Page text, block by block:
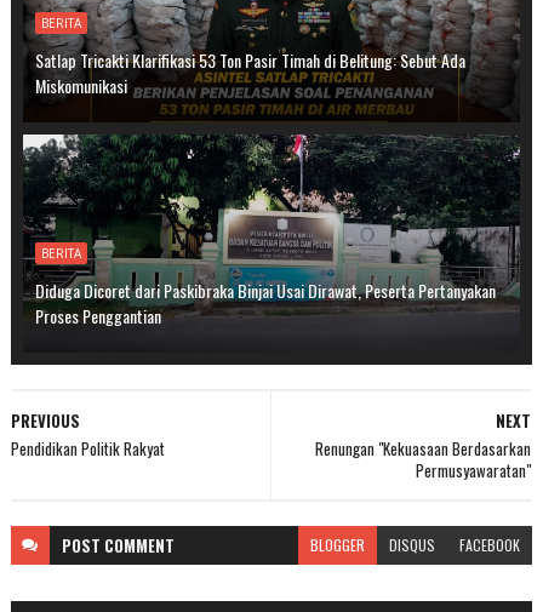
BERITA
Satlap Tricakti Klarifikasi 53 Ton Pasir Timah di Belitung: Sebut Ada
Miskomunikasi
BERITA
Diduga Dicoret dari Paskibraka Binjai Usai Dirawat, Peserta Pertanyakan
Proses Penggantian
NEXT
Renungan "Kekuasaan Berdasarkan
Permusyawaratan"
PREVIOUS
Pendidikan Politik Rakyat
POST COMMENT BLOGGER DISQUS FACEBOOK